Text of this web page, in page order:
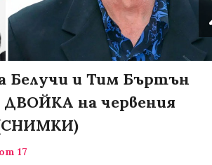
Белучи и Тим Бъртън
на червения
17